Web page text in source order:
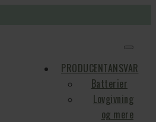
PRODUCENTANSVAR
Batterier
Lovgivning
og mere